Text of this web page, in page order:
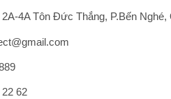
4A Tôn Đức Thắng, P.Bến Nghé,
62